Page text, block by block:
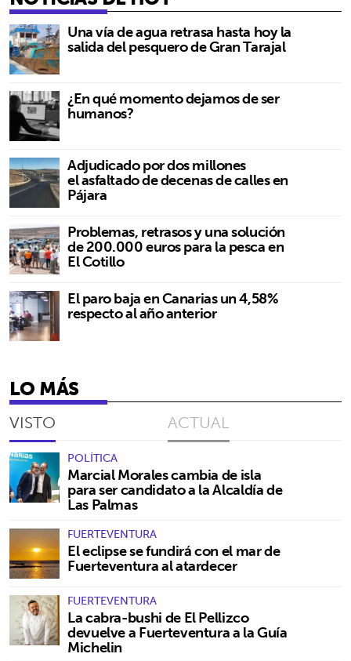
Una vía de agua retrasa hasta hoy la
salida del pesquero de Gran Tarajal
¿En qué momento dejamos de ser
humanos?
Adjudicado por dos millones
el asfaltado de decenas de calles en
Pájara
Problemas, retrasos y una solución
de 200.000 euros para la pesca en
El Cotillo
El paro baja en Canarias un 4,58%
respecto al año anterior
LO MÁS
VISTO ACTUAL
POLÍTICA
Marcial Morales cambia de isla
para ser candidato a la Alcaldía de
Las Palmas
FUERTEVENTURA
El eclipse se fundirá con el mar de
Fuerteventura al atardecer
FUERTEVENTURA
La cabra-bushi de El Pellizco
devuelve a Fuerteventura a la Guía
Michelin